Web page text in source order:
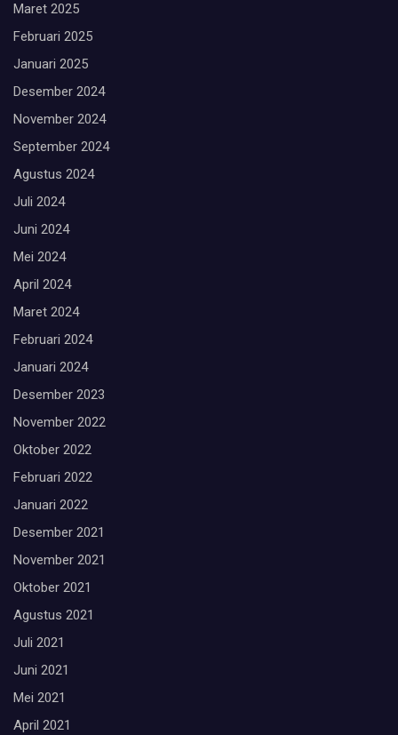
Maret 2025
Februari 2025
Januari 2025
Desember 2024
November 2024
September 2024
Agustus 2024
Juli 2024
Juni 2024
Mei 2024
April 2024
Maret 2024
Februari 2024
Januari 2024
Desember 2023
November 2022
Oktober 2022
Februari 2022
Januari 2022
Desember 2021
November 2021
Oktober 2021
Agustus 2021
Juli 2021
Juni 2021
Mei 2021
April 2021